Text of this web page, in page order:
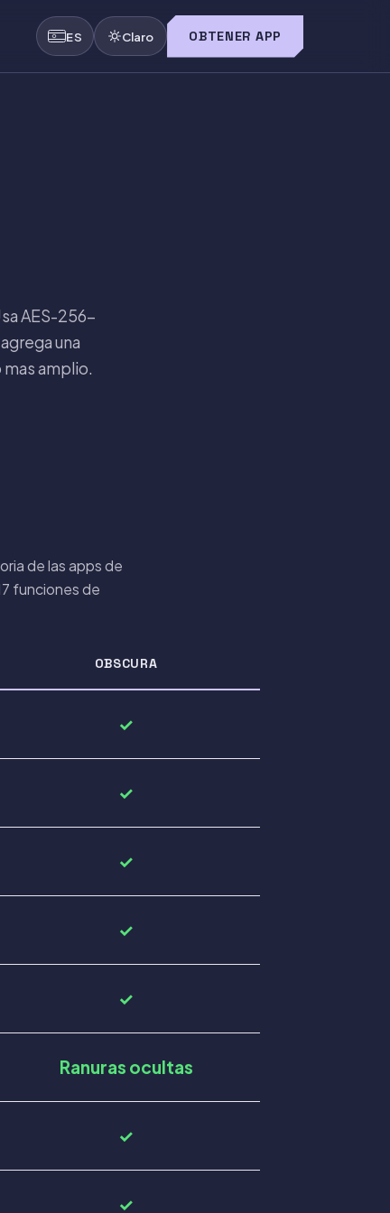
ES Claro OBTENER APP
AES-256-
una
amplio.
de las apps de
funciones de
OBSCURA
✓
✓
✓
✓
✓
Ranuras ocultas
✓
✓